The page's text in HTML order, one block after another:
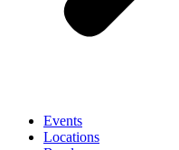
Events
Locations